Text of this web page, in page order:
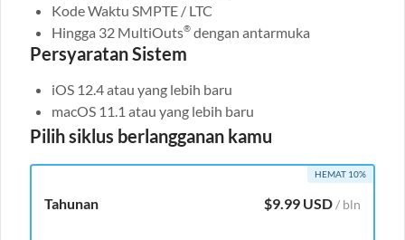
Kode Waktu SMPTE / LTC
Hingga 32 MultiOuts® dengan antarmuka
Persyaratan Sistem
iOS 12.4 atau yang lebih baru
macOS 11.1 atau yang lebih baru
Pilih siklus berlangganan kamu
HEMAT 10%
Tahunan $9.99 USD/ bln